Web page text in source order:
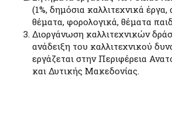
(1%, δημόσια καλλιτεχνικά έργα,
θέματα, φορολογικά, θέματα
Διοργάνωση καλλιτεχνικών
ανάδειξη του καλλιτεχνικού
εργάζεται στην Περιφέρεια
και Δυτικής Μακεδονίας.